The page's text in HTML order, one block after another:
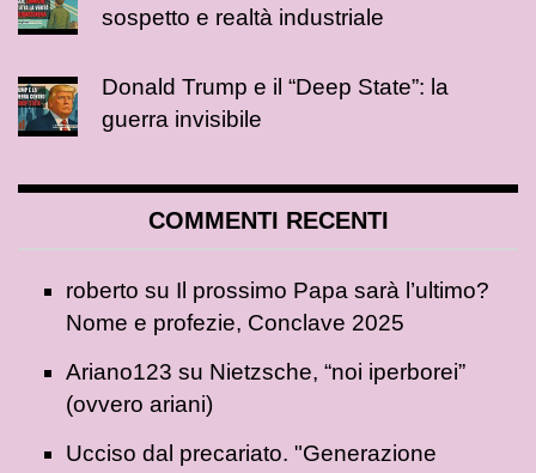
sospetto e realtà industriale
Donald Trump e il “Deep State”: la
guerra invisibile
COMMENTI RECENTI
roberto su Il prossimo Papa sarà l’ultimo?
Nome e profezie, Conclave 2025
Ariano123 su Nietzsche, “noi iperborei”
(ovvero ariani)
Ucciso dal precariato. "Generazione